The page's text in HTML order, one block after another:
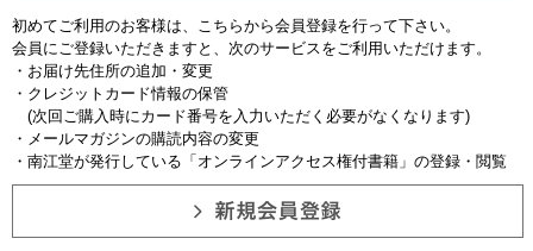
初めてご利用のお客様は、こちらから会員登録を行って下さい。
会員にご登録いただきますと、次のサービスをご利用いただけます。
・お届け先住所の追加・変更
・クレジットカード情報の保管
(次回ご購入時にカード番号を入力いただく必要がなくなります)
・メールマガジンの購読内容の変更
・南江堂が発行している「オンラインアクセス権付書籍」の登録・閲覧